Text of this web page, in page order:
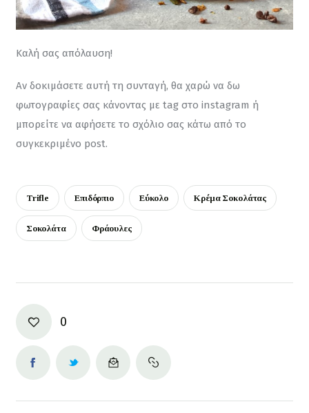
Καλή σας απόλαυση!
Αν δοκιμάσετε αυτή τη συνταγή, θα χαρώ να δω
φωτογραφίες σας κάνοντας με tag στο instagram ή
μπορείτε να αφήσετε το σχόλιο σας κάτω από το
συγκεκριμένο post.
Trifle Επιδόρπιο Εύκολο Κρέμα Σοκολάτας
Σοκολάτα Φράουλες
0